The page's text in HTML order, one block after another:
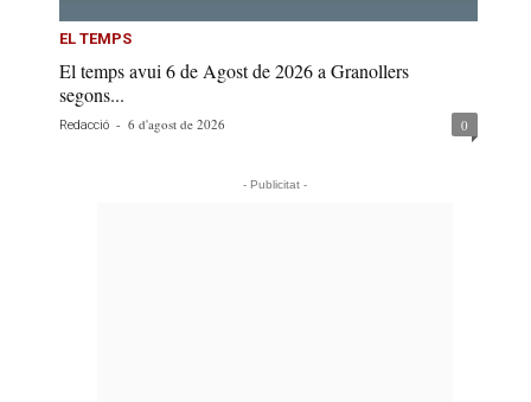
EL TEMPS
El temps avui 6 de Agost de 2026 a Granollers
segons...
Redacció - 6 d'agost de 2026 0
- Publicitat -